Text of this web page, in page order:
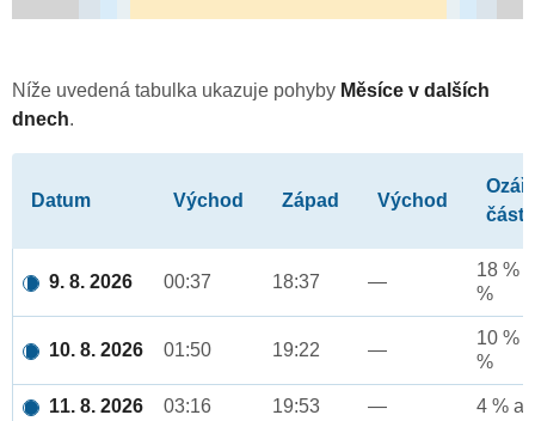
Níže uvedená tabulka ukazuje pohyby Měsíce v dalších
dnech.
Datum Východ Západ Východ
část
9. 8. 2026 00:37 18:37 —
18 %
%
10. 8. 2026 01:50 19:22 —
10 %
%
11. 8. 2026 03:16 19:53 — 4 %